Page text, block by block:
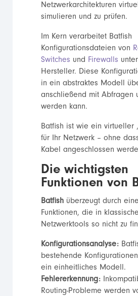
Netzwerkarchitekturen
simulieren und zu prüfen.
Im Kern verarbeitet Batfish
Konfigurationsdateien von
Switches und Firewalls
Hersteller. Diese
in ein abstraktes Modell
anschließend mit Abfragen
werden kann.
Batfish ist wie ein virtueller
für Ihr Netzwerk – ohne
Kabel angeschlossen
Die wichtigsten
Funktionen von
Batfishüberzeugt durch
Funktionen, die in
Netzwerktools so nicht zu
Konfigurationsanalyse:
bestehende
ein einheitliches Modell.
Fehlererkennung:
Routing-Probleme werden